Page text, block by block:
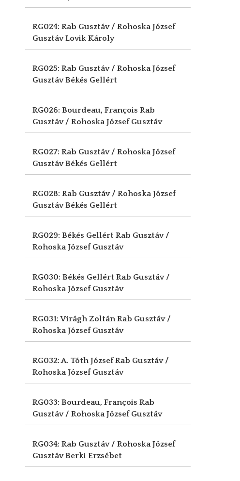
RG024: Rab Gusztáv / Rohoska József
GusztávLovik Károly
RG025: Rab Gusztáv / Rohoska József
GusztávBékés Gellért
RG026: Bourdeau, François Rab
Gusztáv / Rohoska József Gusztáv
RG027: Rab Gusztáv / Rohoska József
GusztávBékés Gellért
RG028: Rab Gusztáv / Rohoska József
GusztávBékés Gellért
RG029: Békés Gellért Rab Gusztáv /
Rohoska József Gusztáv
RG030: Békés Gellért Rab Gusztáv /
Rohoska József Gusztáv
RG031: Virágh ZoltánRab Gusztáv /
Rohoska József Gusztáv
RG032: A. Tóth JózsefRab Gusztáv /
Rohoska József Gusztáv
RG033: Bourdeau, François Rab
Gusztáv / Rohoska József Gusztáv
RG034: Rab Gusztáv / Rohoska József
GusztávBerki Erzsébet